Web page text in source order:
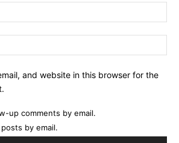
and website in this browser for the
up comments by email.
by email.